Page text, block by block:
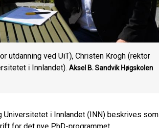
utdanning ved UiT), Christen Krogh (rektor
i Innlandet). Aksel B. Sandvik Høgskolen
Universitetet i Innlandet (INN) beskrives som